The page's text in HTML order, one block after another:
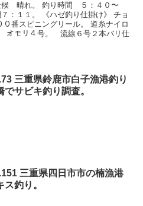
候 晴れ。 釣り時間 ５：４０〜
１１。 《ハゼ釣り仕掛け》 チョ
番スピニングリール。 道糸ナイロ
モリ４号。 流線６号２本バリ仕
三重県鈴鹿市白子漁港釣り
でサビキ釣り調査。
三重県四日市市の楠漁港
ス釣り。